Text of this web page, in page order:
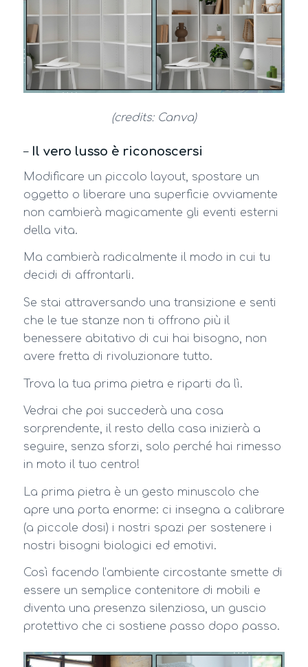
(credits: Canva)
– Il vero lusso è riconoscersi
Modificare un piccolo layout, spostare un
oggetto o liberare una superficie ovviamente
non cambierà magicamente gli eventi esterni
della vita.
Ma cambierà radicalmente il modo in cui tu
decidi di affrontarli.
Se stai attraversando una transizione e senti
che le tue stanze non ti offrono più il
benessere abitativo di cui hai bisogno, non
avere fretta di rivoluzionare tutto.
Trova la tua prima pietra e riparti da lì.
Vedrai che poi succederà una cosa
sorprendente, il resto della casa inizierà a
seguire, senza sforzi, solo perché hai rimesso
in moto il tuo centro!
La prima pietra è un gesto minuscolo che
apre una porta enorme: ci insegna a calibrare
(a piccole dosi) i nostri spazi per sostenere i
nostri bisogni biologici ed emotivi.
Così facendo l’ambiente circostante smette di
essere un semplice contenitore di mobili e
diventa una presenza silenziosa, un guscio
protettivo che ci sostiene passo dopo passo.